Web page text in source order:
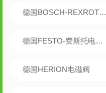
德国BOSCH-REXROTH力士乐
德国FESTO-费斯托电磁阀
德国HERION电磁阀